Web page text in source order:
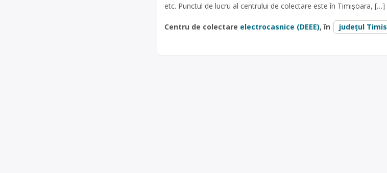
etc. Punctul de lucru al centrului de colectare este în Timișoara, […]
Centru de colectare electrocasnice (DEEE), în județul Timis